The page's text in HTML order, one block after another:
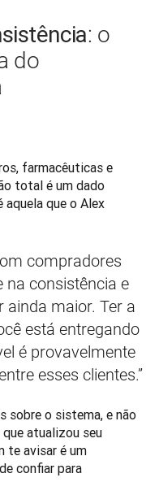
: o
do
farmacêuticas e
total é um dado
que o Alex
compradores
na consistência e
ainda maior. Ter a
está entregando
é provavelmente
esses clientes.”
sobre o sistema, e não
atualizou seu
te avisar é um
confiar para